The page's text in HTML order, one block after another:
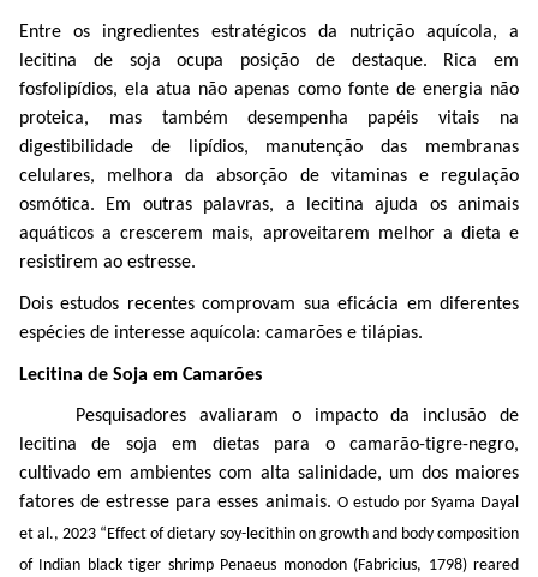
Entre os ingredientes estratégicos da nutrição aquícola, a
lecitina de soja ocupa posição de destaque. Rica em
fosfolipídios, ela atua não apenas como fonte de energia não
proteica, mas também desempenha papéis vitais na
digestibilidade de lipídios, manutenção das membranas
celulares, melhora da absorção de vitaminas e regulação
osmótica. Em outras palavras, a lecitina ajuda os animais
aquáticos a crescerem mais, aproveitarem melhor a dieta e
resistirem ao estresse.
Dois estudos recentes comprovam sua eficácia em diferentes
espécies de interesse aquícola: camarões e tilápias.
Lecitina de Soja em Camarões
Pesquisadores avaliaram o impacto da inclusão de
lecitina de soja em dietas para o camarão-tigre-negro,
cultivado em ambientes com alta salinidade, um dos maiores
fatores de estresse para esses animais. O estudo por Syama Dayal
et al., 2023 “Effect of dietary soy-lecithin on growth and body composition
of Indian black tiger shrimp Penaeus monodon (Fabricius, 1798) reared